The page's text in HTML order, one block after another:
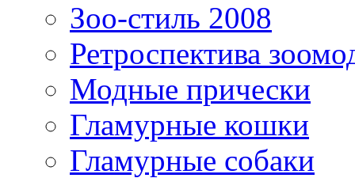
Зоо-стиль 2008
Ретроспектива
Модные прически
Гламурные кошки
Гламурные собаки